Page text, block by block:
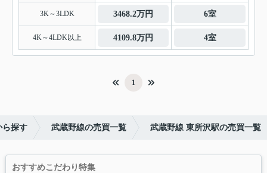
3K～3LDK 3468.2万円 6室
4K～4LDK以上 4109.8万円 4室
1
ら探す 武蔵野線の売買一覧 武蔵野線 東所沢駅の売買一覧
おすすめこだわり特集